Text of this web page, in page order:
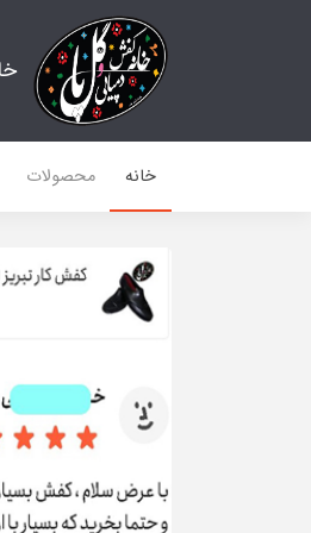
خانه محصولات